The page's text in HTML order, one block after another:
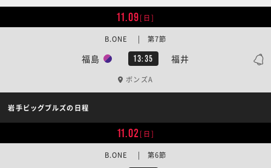
11.09[日]
福島 13:35 福井
B.ONE | 第7節
ボンズA
岩手ビッグブルズの日程
11.02[日]
B.ONE | 第6節